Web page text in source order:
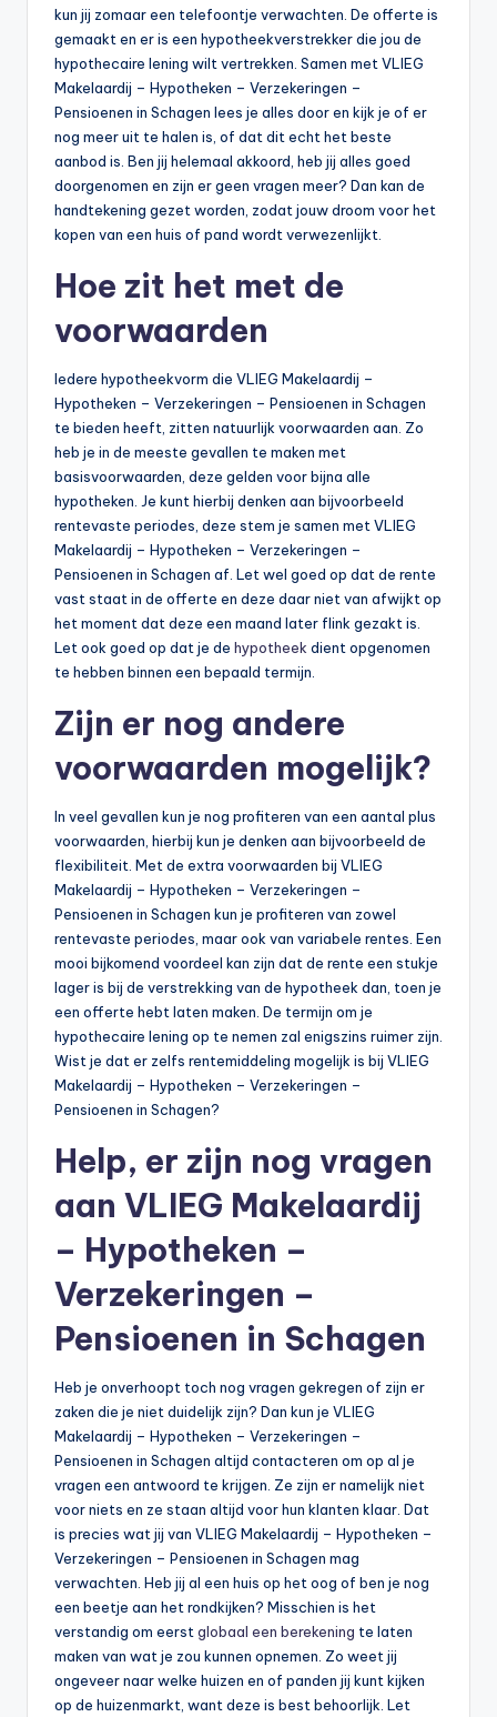
kun jij zomaar een telefoontje verwachten. De offerte is
gemaakt en er is een hypotheekverstrekker die jou de
hypothecaire lening wilt vertrekken. Samen met VLIEG
Makelaardij – Hypotheken – Verzekeringen –
Pensioenen in Schagen lees je alles door en kijk je of er
nog meer uit te halen is, of dat dit echt het beste
aanbod is. Ben jij helemaal akkoord, heb jij alles goed
doorgenomen en zijn er geen vragen meer? Dan kan de
handtekening gezet worden, zodat jouw droom voor het
kopen van een huis of pand wordt verwezenlijkt.
Hoe zit het met de
voorwaarden
Iedere hypotheekvorm die VLIEG Makelaardij –
Hypotheken – Verzekeringen – Pensioenen in Schagen
te bieden heeft, zitten natuurlijk voorwaarden aan. Zo
heb je in de meeste gevallen te maken met
basisvoorwaarden, deze gelden voor bijna alle
hypotheken. Je kunt hierbij denken aan bijvoorbeeld
rentevaste periodes, deze stem je samen met VLIEG
Makelaardij – Hypotheken – Verzekeringen –
Pensioenen in Schagen af. Let wel goed op dat de rente
vast staat in de offerte en deze daar niet van afwijkt op
het moment dat deze een maand later flink gezakt is.
Let ook goed op dat je de hypotheek dient opgenomen
te hebben binnen een bepaald termijn.
Zijn er nog andere
voorwaarden mogelijk?
In veel gevallen kun je nog profiteren van een aantal plus
voorwaarden, hierbij kun je denken aan bijvoorbeeld de
flexibiliteit. Met de extra voorwaarden bij VLIEG
Makelaardij – Hypotheken – Verzekeringen –
Pensioenen in Schagen kun je profiteren van zowel
rentevaste periodes, maar ook van variabele rentes. Een
mooi bijkomend voordeel kan zijn dat de rente een stukje
lager is bij de verstrekking van de hypotheek dan, toen je
een offerte hebt laten maken. De termijn om je
hypothecaire lening op te nemen zal enigszins ruimer zijn.
Wist je dat er zelfs rentemiddeling mogelijk is bij VLIEG
Makelaardij – Hypotheken – Verzekeringen –
Pensioenen in Schagen?
Help, er zijn nog vragen
aan VLIEG Makelaardij
– Hypotheken –
Verzekeringen –
Pensioenen in Schagen
Heb je onverhoopt toch nog vragen gekregen of zijn er
zaken die je niet duidelijk zijn? Dan kun je VLIEG
Makelaardij – Hypotheken – Verzekeringen –
Pensioenen in Schagen altijd contacteren om op al je
vragen een antwoord te krijgen. Ze zijn er namelijk niet
voor niets en ze staan altijd voor hun klanten klaar. Dat
is precies wat jij van VLIEG Makelaardij – Hypotheken –
Verzekeringen – Pensioenen in Schagen mag
verwachten. Heb jij al een huis op het oog of ben je nog
een beetje aan het rondkijken? Misschien is het
verstandig om eerst globaal een berekening te laten
maken van wat je zou kunnen opnemen. Zo weet jij
ongeveer naar welke huizen en of panden jij kunt kijken
op de huizenmarkt, want deze is best behoorlijk. Let